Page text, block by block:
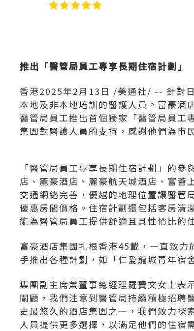
推出「醫管局員工專享長期住宿計劃」
香港2025年2月13日 /美通社/ -- 針對
本地及非本地培訓的醫護人員。富豪酒
醫管局員工推出首個獨家「醫管局員工
集團對醫護人員的支持，感謝他們為市
「醫管局員工專享長期住宿計劃」的
店、麗豪酒店、麗豪航天城酒店、富薈
交通網絡完善，優越的地理位置讓醫管
優惠房間價格。住宿計劃還包括客房清
能為醫管局員工提供舒適且具性價比的
富豪酒店集團扎根香港45載，一直致
手推出各種計劃，如「仁愛龍城青年宿
集團副主席兼董事總經理羅寶文女士表
關顧，我們注意到醫管局持續積極招聘
史最悠久的酒店集團之一，我們致力探
人員提供更多選擇，以滿足他們的住宿